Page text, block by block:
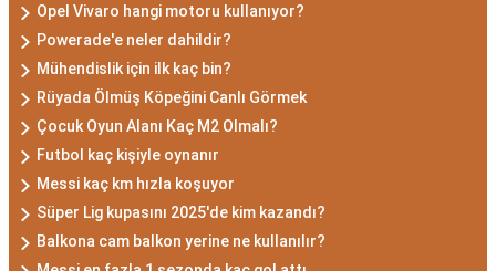
Opel Vivaro hangi motoru kullanıyor?
Powerade'e neler dahildir?
Mühendislik için ilk kaç bin?
Rüyada Ölmüş Köpeğini Canlı Görmek
Çocuk Oyun Alanı Kaç M2 Olmalı?
Futbol kaç kişiyle oynanır
Messi kaç km hızla koşuyor
Süper Lig kupasını 2025'de kim kazandı?
Balkona cam balkon yerine ne kullanılır?